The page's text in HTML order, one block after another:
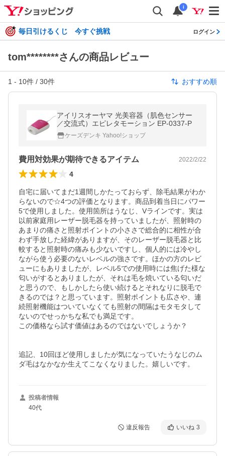
i
毎日引けるくじ 今すぐ挑戦 ログイン
tom********さんの商品レビュー
1 - 10件 / 30件 おすすめ順
アイリスオーヤマ 光美容器（肌色センサー
／交流式）エピレタモーション EP-0337-P
ケーズデンキ Yahoo!ショップ
費用対効果が期待できるアイテム 2022/2/22
4
自宅に届いてまだ1週間しかたっておらず、除毛結果がわか
らないので☆4つの評価となります。商品到着当日にパワー
5で使用しました。使用箇所はうなじ、Vラインです。実は
以前家庭用レーザー脱毛器を持っていましたが、照射時の
あまりの痛さと照射ポイントの小ささで総合的に相性が合
わず手放した経緯がありますが、そのレーザー脱毛器と比
較すると照射時の痛みも少ないですし、個人的には冷やし
ながら使う必要のないレベルの強さです。ほかの方のレビ
ューにもありましたが、レベル5での使用時には焦げた様な
匂いがするとありましたが、それは毛を焼いている匂いだ
と思うので、もしかしたら使い続けるとそれなりに脱毛で
きるのでは？と思っています。照射ポイントも広さや、連
続照射機能はついていなくても照射の間隔はモタモタして
ないのでせっかちな私でも満足です。
この価格なら試す価値はあるのではないでしょうか？
追記、10回ほど使用しましたが気になっていたうなじのム
ダ毛はなかなか生えてこなくなりました。嬉しいです。
投稿者情報
40代
違反報告 いいね 3